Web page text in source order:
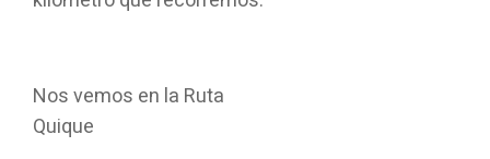
Nos vemos en la Ruta
Quique